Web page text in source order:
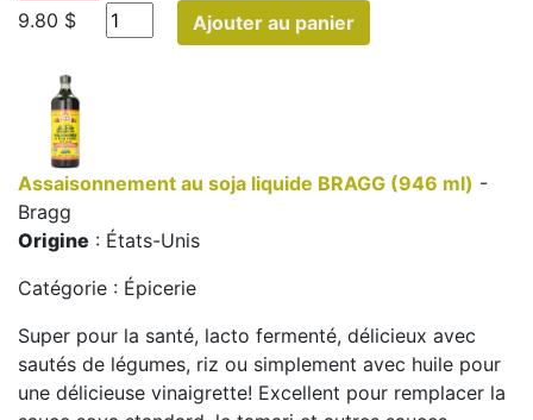
9.80 $ Ajouter au panier
Assaisonnement au soja liquide BRAGG (946 ml) -
Bragg
Origine : États-Unis
Catégorie : Épicerie
Super pour la santé, lacto fermenté, délicieux avec
sautés de légumes, riz ou simplement avec huile pour
une délicieuse vinaigrette! Excellent pour remplacer la